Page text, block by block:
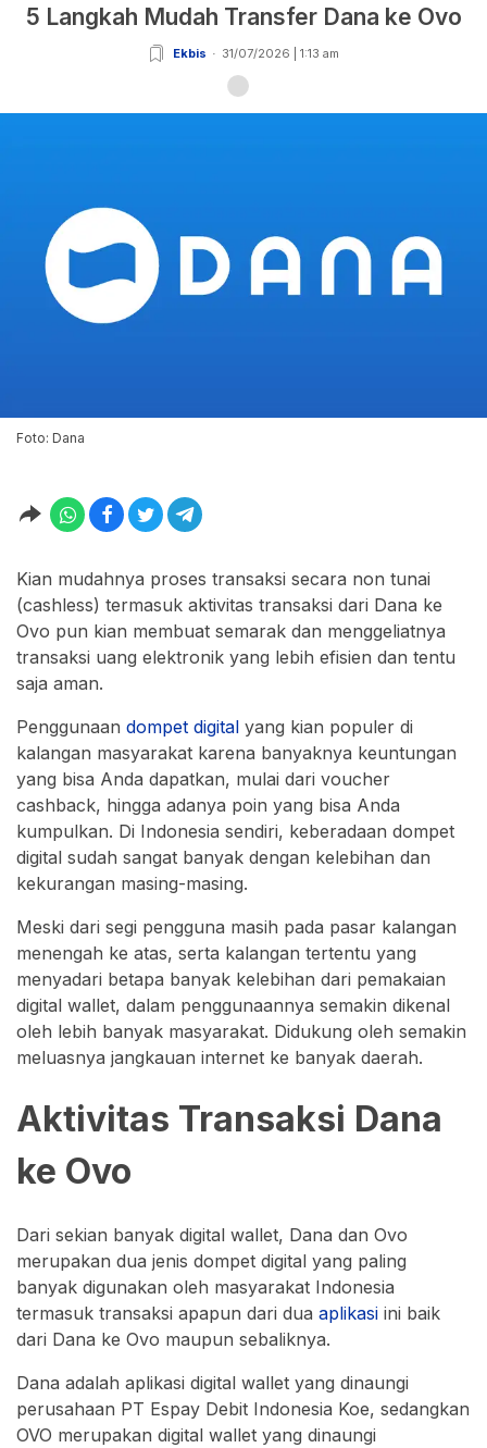
5 Langkah Mudah Transfer Dana ke Ovo
Ekbis 31/07/2026 | 1:13 am
Foto: Dana
Kian mudahnya proses transaksi secara non tunai
(cashless) termasuk aktivitas transaksi dari Dana ke
Ovo pun kian membuat semarak dan menggeliatnya
transaksi uang elektronik yang lebih efisien dan tentu
saja aman.
Penggunaan dompet digital yang kian populer di
kalangan masyarakat karena banyaknya keuntungan
yang bisa Anda dapatkan, mulai dari voucher
cashback, hingga adanya poin yang bisa Anda
kumpulkan. Di Indonesia sendiri, keberadaan dompet
digital sudah sangat banyak dengan kelebihan dan
kekurangan masing-masing.
Meski dari segi pengguna masih pada pasar kalangan
menengah ke atas, serta kalangan tertentu yang
menyadari betapa banyak kelebihan dari pemakaian
digital wallet, dalam penggunaannya semakin dikenal
oleh lebih banyak masyarakat. Didukung oleh semakin
meluasnya jangkauan internet ke banyak daerah.
Aktivitas Transaksi Dana
ke Ovo
Dari sekian banyak digital wallet, Dana dan Ovo
merupakan dua jenis dompet digital yang paling
banyak digunakan oleh masyarakat Indonesia
termasuk transaksi apapun dari dua aplikasi ini baik
dari Dana ke Ovo maupun sebaliknya.
Dana adalah aplikasi digital wallet yang dinaungi
perusahaan PT Espay Debit Indonesia Koe, sedangkan
OVO merupakan digital wallet yang dinaungi